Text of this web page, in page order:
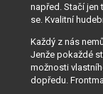
napřed. Stačí jen
se. Kvalitní
Každý z nás
Jenže pokaždé
možnosti
dopředu.